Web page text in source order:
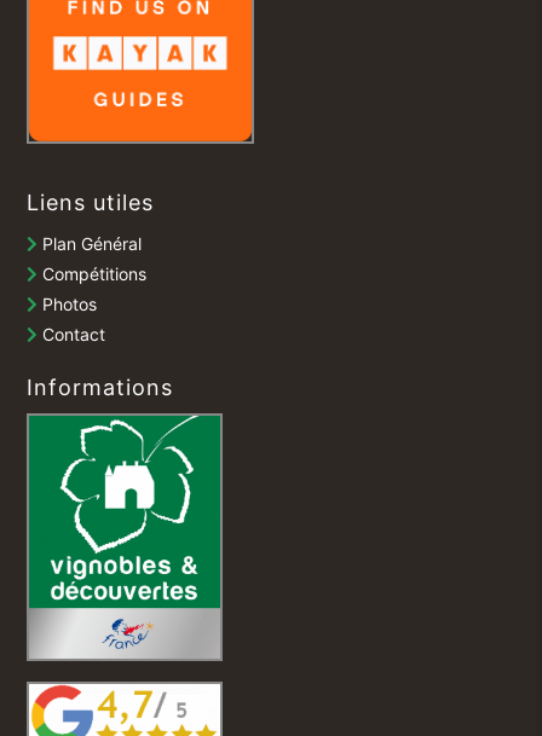
Liens utiles
Plan Général
Compétitions
Photos
Contact
Informations